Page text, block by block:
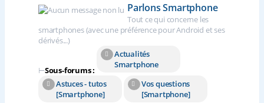
Parlons Smartphone
Tout ce qui concerne les
smartphones (avec une préférence pour Android et ses
dérivés...)
⊢Sous-forums :
Actualités
Smartphone
Astuces - tutos
[Smartphone]
Vos questions
[Smartphone]